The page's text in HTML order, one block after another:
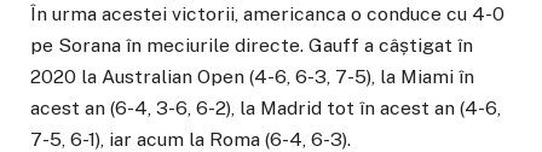
În urma acestei victorii, americanca o conduce cu 4-0
pe Sorana în meciurile directe. Gauff a câștigat în
2020 la Australian Open (4-6, 6-3, 7-5), la Miami în
acest an (6-4, 3-6, 6-2), la Madrid tot în acest an (4-6,
7-5, 6-1), iar acum la Roma (6-4, 6-3).